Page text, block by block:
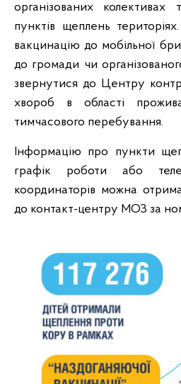
організованих
пунктів щеплень
вакцинацію до мобільної
до громади чи
звернутися до Центру
хвороб в області
тимчасового перебування.
Інформацію про пункти
графік роботи або
координаторів можна
до контакт-центру МОЗ за